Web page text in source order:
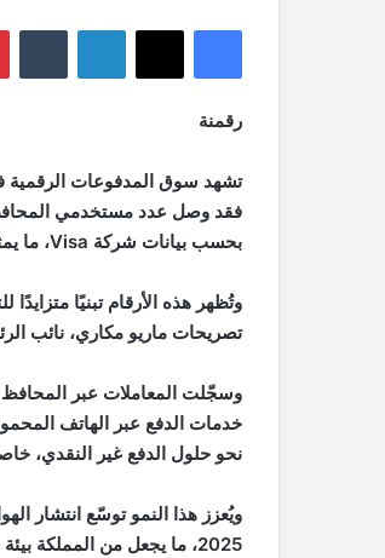
فيسبوك لينكدإن
رقمنة
تشهد سوق المدفوعات الرقمية
بحسب بيانات شركة Visa، ما يمثل شريحة كبيرة من السكان البالغ عددهم نحو 11.5 مليون نسمة.
وتُظهر هذه الأرقام تبنيًا
تصريحات ماريو مكاري، نائب
خدمات الدفع عبر الهاتف
نحو حلول الدفع غير النقدي،